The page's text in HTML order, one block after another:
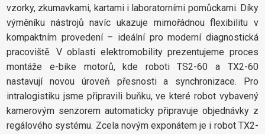
vzorky, zkumavkami, kartami i laboratorními pomůckami. Díky
výměníku nástrojů navíc ukazuje mimořádnou flexibilitu v
kompaktním provedení – ideální pro moderní diagnostická
pracoviště. V oblasti elektromobility prezentujeme proces
montáže e-bike motorů, kde roboti TS2-60 a TX2-60
nastavují novou úroveň přesnosti a synchronizace. Pro
intralogistiku jsme připravili buňku, ve které robot vybavený
kamerovým senzorem automaticky připravuje objednávky z
regálového systému. Zcela novým exponátem je i robot TX2-